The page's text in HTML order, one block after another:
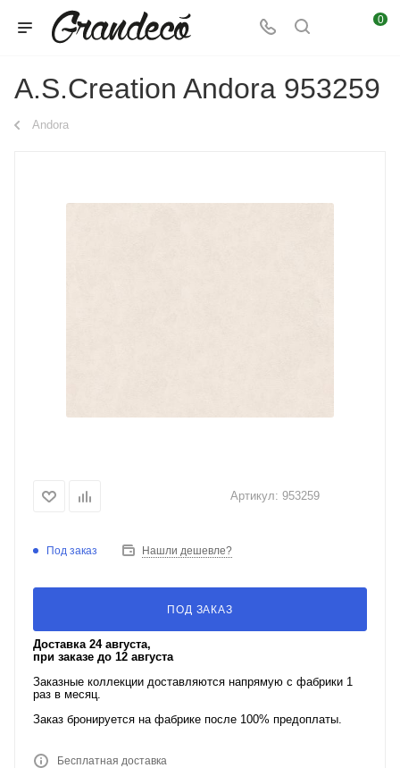
0
A.S.Creation Andora 953259
Andora
Артикул: 953259
Под заказ Нашли дешевле?
ПОД ЗАКАЗ
Доставка 24 августа,
при заказе до 12 августа
Заказные коллекции доставляются напрямую с фабрики 1
раз в месяц.
Заказ бронируется на фабрике после 100% предоплаты.
Бесплатная доставка